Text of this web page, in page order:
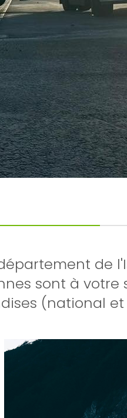
de
sont à votre
(national